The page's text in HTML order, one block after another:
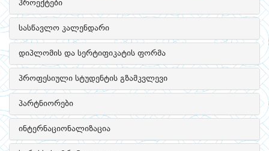
პროექტები
სასწავლო კალენდარი
დიპლომის და სერტიფიკატის ფორმა
პროფესიული სტუდენტის გზამკვლევი
პარტნიორები
ინტერნაციონალიზაცია